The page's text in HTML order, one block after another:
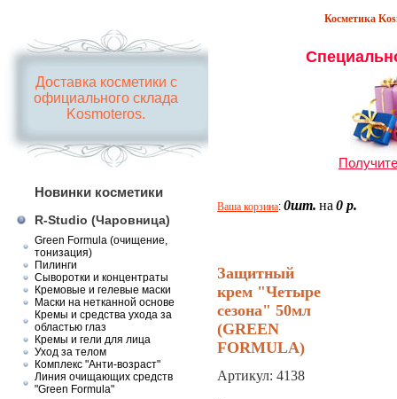
Косметика
Доставка косметики с
официального склада
Kosmoteros.
Новинки косметики
R-Studio (Чаровница)
Green Formula (очищение,
тонизация)
Пилинги
Сыворотки и концентраты
Кремовые и гелевые маски
Маски на нетканной основе
Кремы и средства ухода за
областью глаз
Кремы и гели для лица
Уход за телом
Комплекс "Анти-возраст"
Линия очищающих средств
"Green Formula"
Ваша корзина: 0шт. на 0 р.
Защитный
крем "Четыре
сезона" 50мл
(GREEN
FORMULA)
Артикул: 4138